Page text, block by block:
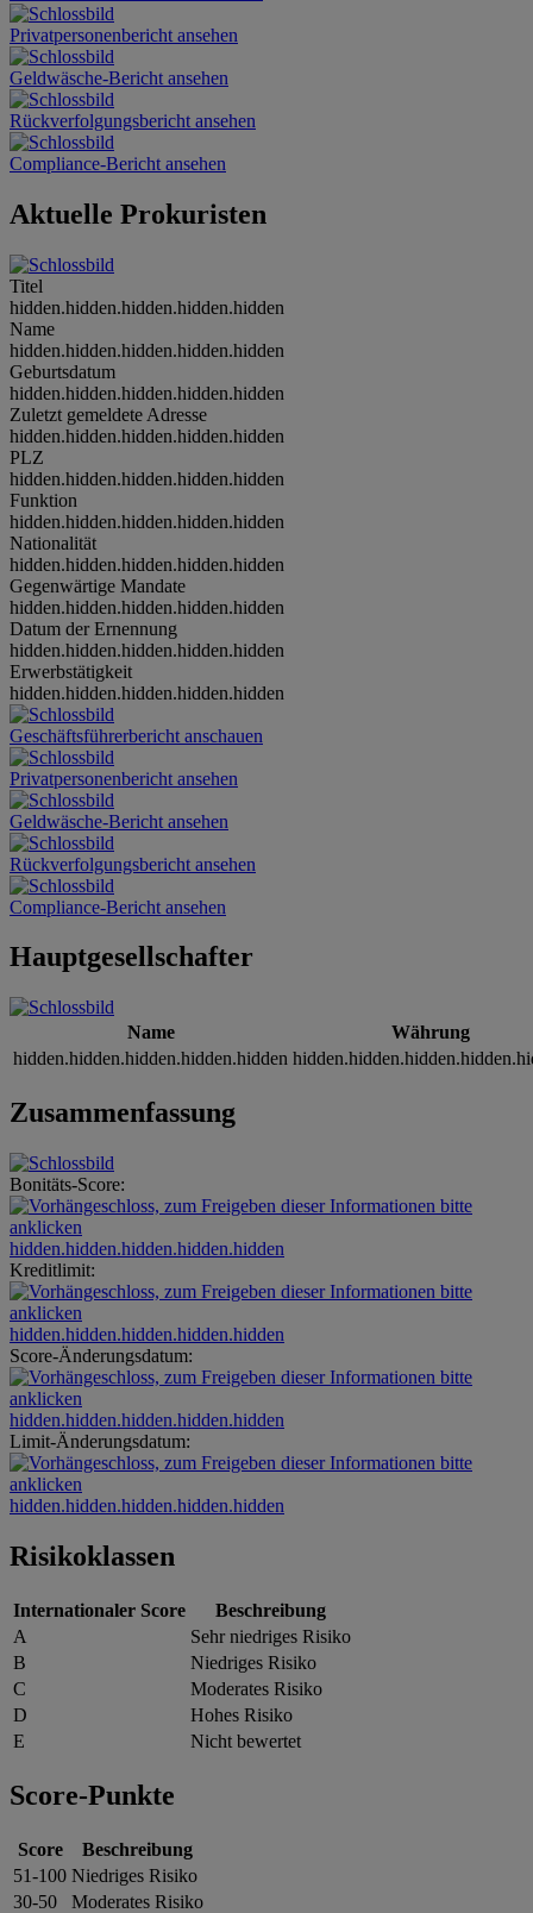
Privatpersonenbericht ansehen
Geldwäsche-Bericht ansehen
Rückverfolgungsbericht ansehen
Compliance-Bericht ansehen
Aktuelle Prokuristen
Titel
hidden.hidden.hidden.hidden.hidden
Name
hidden.hidden.hidden.hidden.hidden
Geburtsdatum
hidden.hidden.hidden.hidden.hidden
Zuletzt gemeldete Adresse
hidden.hidden.hidden.hidden.hidden
PLZ
hidden.hidden.hidden.hidden.hidden
Funktion
hidden.hidden.hidden.hidden.hidden
Nationalität
hidden.hidden.hidden.hidden.hidden
Gegenwärtige Mandate
hidden.hidden.hidden.hidden.hidden
Datum der Ernennung
hidden.hidden.hidden.hidden.hidden
Erwerbstätigkeit
hidden.hidden.hidden.hidden.hidden
Geschäftsführerbericht anschauen
Privatpersonenbericht ansehen
Geldwäsche-Bericht ansehen
Rückverfolgungsbericht ansehen
Compliance-Bericht ansehen
Hauptgesellschafter
Name
Währung
hidden.hidden.hidden.hidden.hidden
Zusammenfassung
Bonitäts-Score:
hidden.hidden.hidden.hidden.hidden
Kreditlimit:
hidden.hidden.hidden.hidden.hidden
Score-Änderungsdatum:
hidden.hidden.hidden.hidden.hidden
Limit-Änderungsdatum:
hidden.hidden.hidden.hidden.hidden
Risikoklassen
Internationaler Score
Beschreibung
A
Sehr niedriges Risiko
B
Niedriges Risiko
C
Moderates Risiko
D
Hohes Risiko
E
Nicht bewertet
Score-Punkte
Score
Beschreibung
51-100 Niedriges Risiko
30-50
Moderates Risiko